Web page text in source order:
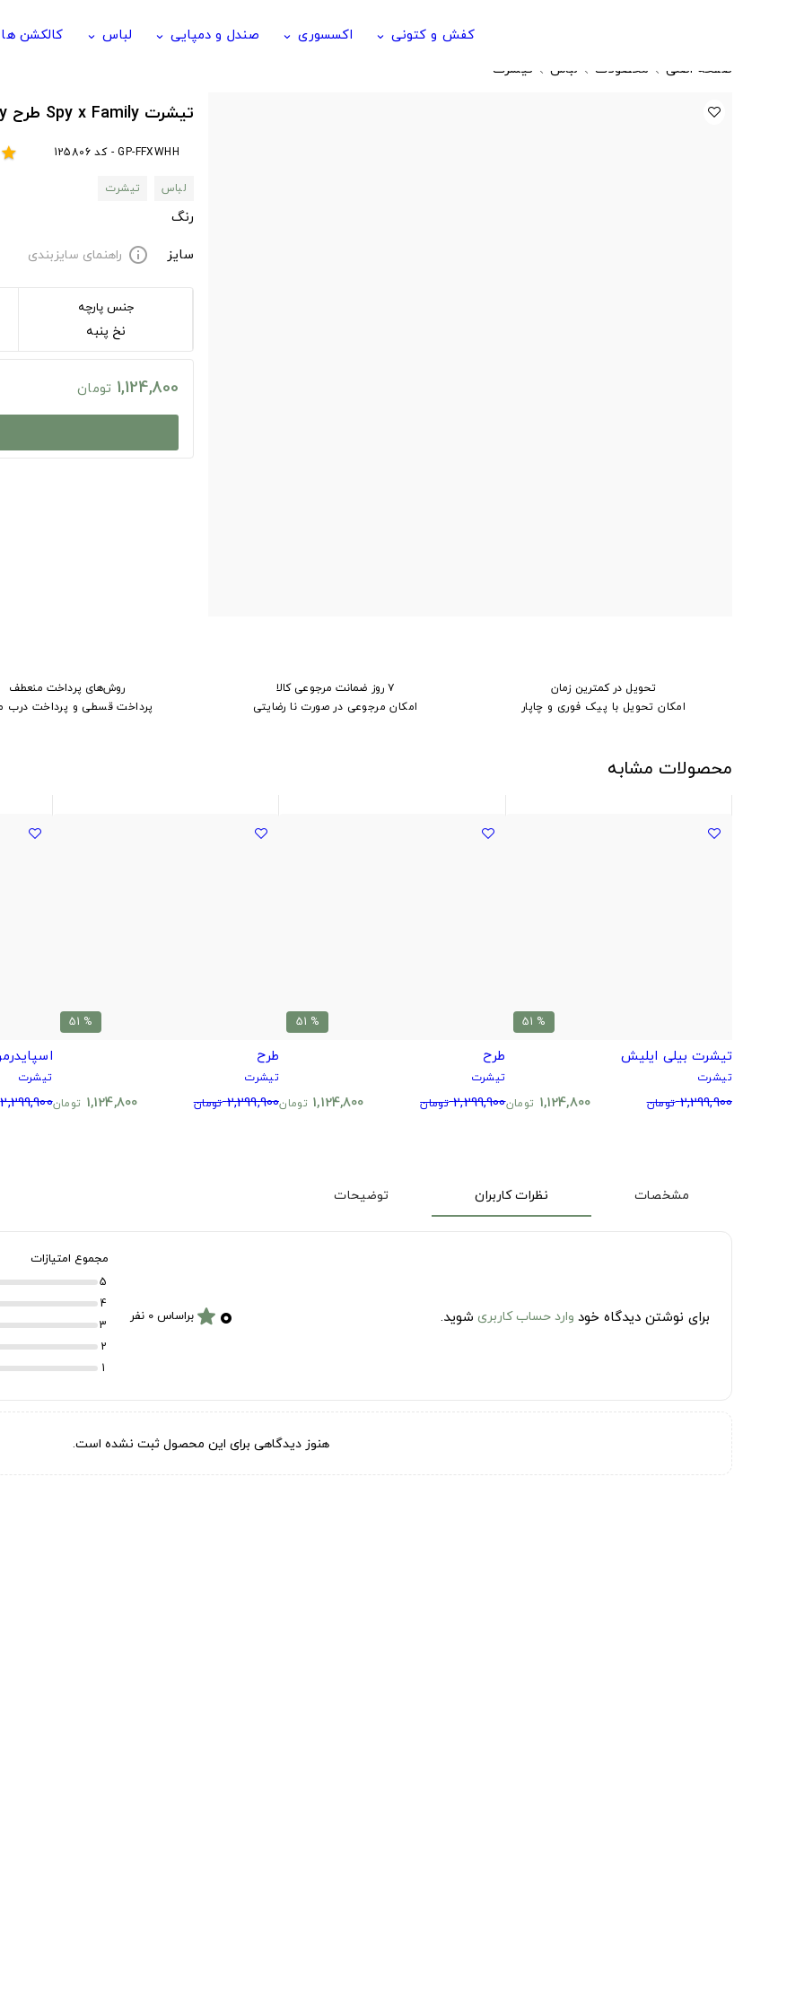
کفش و کتونی keyboard_arrow_down اکسسوری keyboard_arrow_down صندل و دمپایی keyboard_arrow_down لباس keyboard_arrow_down کالکشن ها
صفحه اصلی محصولات لباس تیشرت
تیشرت Spy x Family طرح anya forger funny
GP-FFXWHH - کد 125806 star
لباس
تیشرت
رنگ
سایز
info راهنمای سایزبندی
جنس پارچه
نخ پنبه
1,124,800 تومان
تحویل در کمترین زمان
امکان تحویل با پیک فوری و چاپار
۷ روز ضمانت مرجوعی کالا
امکان مرجوعی در صورت نا رضایتی
روش‌های پرداخت منعطف
پرداخت قسطی و پرداخت درب
محصولات مشابه
% 51
تیشرت بیلی ایلیش
تیشرت
2,299,900 تومان 1,124,800 تومان
% 51
طرح
تیشرت
2,299,900 تومان 1,124,800 تومان
% 51
طرح
تیشرت
2,299,900 تومان 1,124,800 تومان
تیشرت
2,299,900
مشخصات نظرات کاربران توضیحات
برای نوشتن دیدگاه خود وارد حساب کاربری شوید. ۰ starبراساس 0 نفر
مجموع امتیازات
5
4
3
2
1
هنوز دیدگاهی برای این محصول ثبت نشده است.